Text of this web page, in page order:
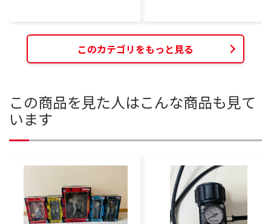
このカテゴリをもっと見る
この商品を見た人はこんな商品も見て
います